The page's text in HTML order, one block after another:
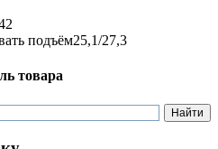
подъём25,1/27,3
товара